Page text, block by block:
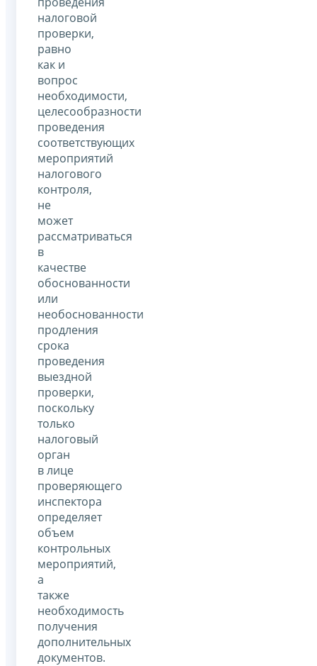
налоговой
проверки,
равно
как и
вопрос
необходимости,
целесообразности
проведения
соответствующих
мероприятий
налогового
контроля,
не
может
рассматриваться
в
качестве
обоснованности
или
необоснованности
продления
срока
проведения
выездной
проверки,
поскольку
только
налоговый
орган
в лице
проверяющего
инспектора
определяет
объем
контрольных
мероприятий,
а
также
необходимость
получения
дополнительных
документов.